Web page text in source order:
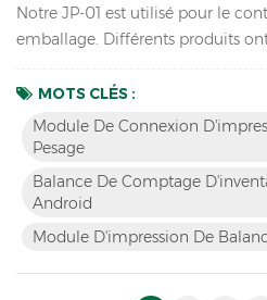
Notre JP-01 est utilisé pour le
emballage. Différents produits
produits, mais un seul type sera
sélectionné le produit (matériau)
bloc/tablette, placez le produit, si
MOTS CLÉS :
Module De Connexion
Pesage
Balance De Comptage
Android
Module D'impression De